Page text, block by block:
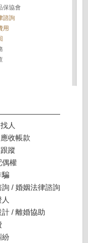
保協會
諮詢
用
人
收帳款
蹤
偶權
騙
詢 / 婚姻法律諮詢
/ 離婚協助
紛